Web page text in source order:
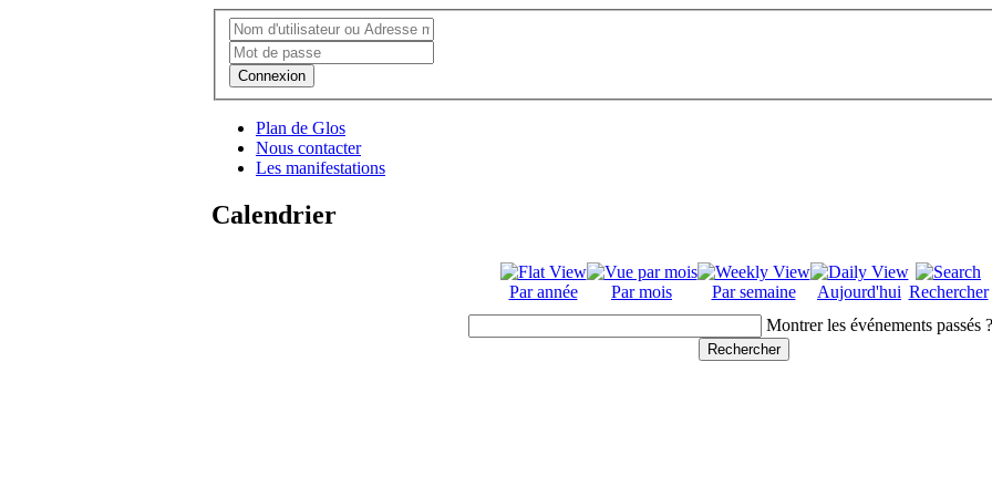
Connexion
Plan de Glos
Nous contacter
Les manifestations
Calendrier
Par année Par mois Par semaine Aujourd'hui Rechercher
Montrer les événements passés ?